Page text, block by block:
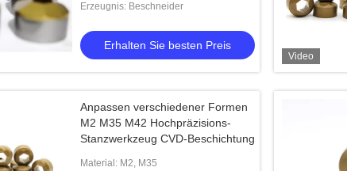
Erzeugnis: Beschneider
Erhalten Sie besten Preis
Video
Anpassen verschiedener Formen
M2 M35 M42 Hochpräzisions-
Stanzwerkzeug CVD-Beschichtung
Material: M2, M35